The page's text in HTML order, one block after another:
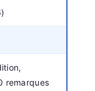
remarques